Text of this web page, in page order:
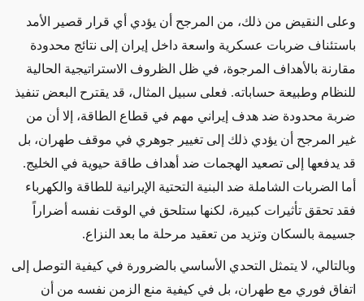
وعلى النقيض من ذلك، من المرجح أن يؤدي أي قرار قصير الأمد
باستئناف ضربات عسكرية واسعة داخل إيران إلى نتائج محدودة
مقارنة بالأهداف المرجوة، في ظل الظروف الاستراتيجية الحالية
للنظام وطبيعة حساباته. فعلى سبيل المثال، قد يقترح البعض تنفيذ
ضربة محدودة ضد هدف إيراني مهم في قطاع الطاقة، إلا أن من
غير المرجح أن يؤدي ذلك إلى تغيير جوهري في موقف طهران، بل
قد يدفعها إلى تصعيد الهجمات ضد أهداف طاقة حيوية في الخليج.
أما الضربات الشاملة ضد البنية التحتية الإيرانية للطاقة والكهرباء
فقد تحقق تأثيرات كبيرة، لكنها ستلحق في الوقت نفسه أضراراً
جسيمة بالسكان وتزيد من تعقيد مرحلة ما بعد النزاع.
وبالتالي، لا يتمثل التحدي الأساسي بالضرورة في كيفية التوصل إلى
اتفاق فوري مع طهران، بل في كيفية منع الزمن نفسه من أن